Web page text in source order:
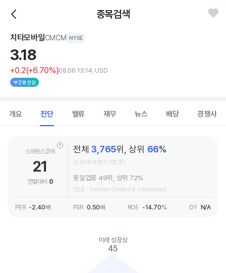
종목검색
치타모바일CMCM NYSE
3.18
+0.2(+6.70%)08.06 13:14, USD
2명 관심
개요 진단 밸류 재무 뉴스 배당 경쟁사
스마트스코어
21
전월대비 0
전체3,765위, 상위 66%
(5,629개 평가기업 중)
동일업종 49위, 상위 72%
(업종 - Internet Content & Information)
PER -2.40배 PSR 0.50배 ROE -14.70% DY N/A
미래 성장성
45